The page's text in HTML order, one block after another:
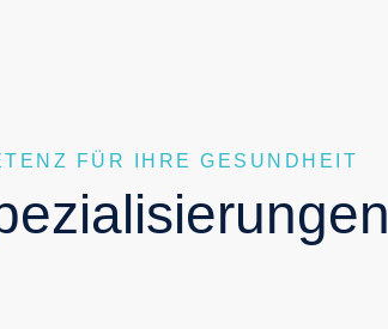
FÜR IHRE GESUNDHEIT